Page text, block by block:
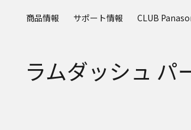
商品情報 サポート情報 CLUB
ラムダッシュ パ